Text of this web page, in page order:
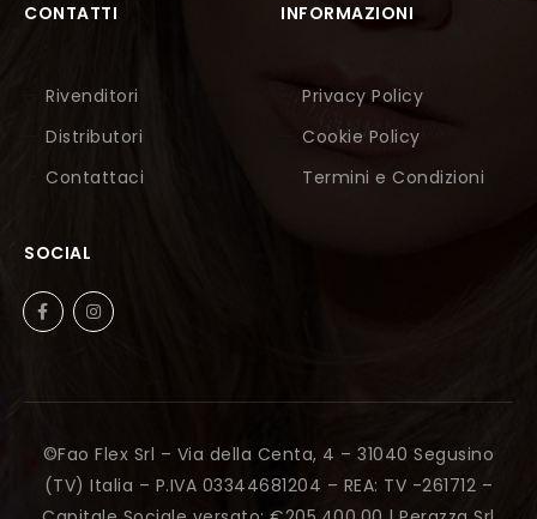
CONTATTI
Rivenditori
Distributori
Contattaci
INFORMAZIONI
Privacy Policy
Cookie Policy
Termini e Condizioni
SOCIAL
©Fao Flex Srl – Via della Centa, 4 – 31040 Segusino
(TV) Italia – P.IVA 03344681204 – REA: TV -261712 –